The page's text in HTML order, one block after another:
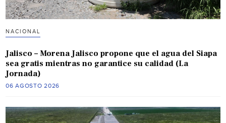
NACIONAL
Jalisco – Morena Jalisco propone que el agua del Siapa
sea gratis mientras no garantice su calidad (La
Jornada)
06 AGOSTO 2026